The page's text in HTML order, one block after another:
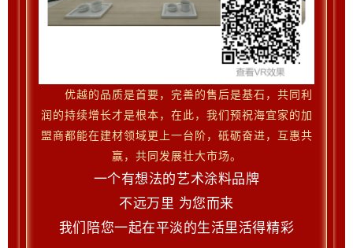
优越的品质是首要，完善的售后是基石，共同利
润的持续增长才是根本，在此，我们预祝海宜家的加
盟商都能在建材领域更上一台阶，砥砺奋进，互惠共
赢， 共同发展壮大市场。
一个有想法的艺术涂料品牌
不远万里 为您而来
我们陪您一起在平淡的生活里活得精彩